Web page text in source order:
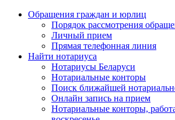
Обращения граждан и юрлиц
Порядок рассмотрения
Личный прием
Прямая телефонная линия
Найти нотариуса
Нотариусы Беларуси
Нотариальные конторы
Поиск ближайшей
Онлайн запись на прием
Нотариальные конторы,